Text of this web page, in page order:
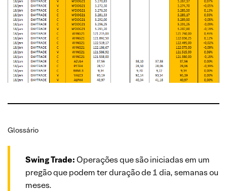
Glossário
Swing Trade:Operações que são iniciadas em um
pregão que podem ter duração de 1 dia, semanas ou
meses.